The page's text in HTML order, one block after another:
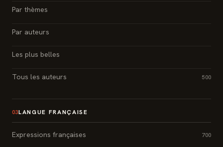
Par thèmes
Par auteurs
Les plus belles
Tous les auteurs 500
03LANGUE FRANÇAISE
Expressions françaises 700